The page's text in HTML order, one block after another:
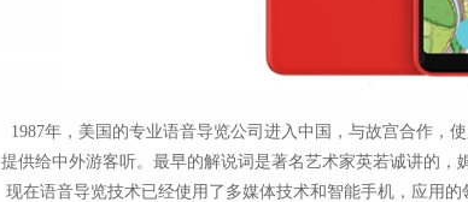
1987年，美国的专业语音导览公司进入中国，与故宫合作，
提供给中外游客听。最早的解说词是著名艺术家英若诚讲的，
现在语音导览技术已经使用了多媒体技术和智能手机，应用